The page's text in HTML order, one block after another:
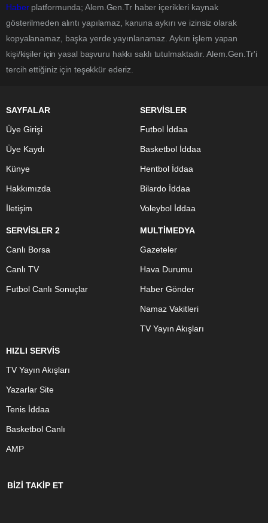
Haberplatformunda; Alem.Gen.Tr haber içerikleri kaynak
gösterilmeden alıntı yapılamaz, kanuna aykırı ve izinsiz olarak
kopyalanamaz, başka yerde yayınlanamaz. Aykırı işlem yapan
kişi/kişiler için yasal başvuru hakkı saklı tutulmaktadır. Alem.Gen.Tr'i
tercih ettiğiniz için teşekkür ederiz.
SAYFALAR
Üye Girişi
Üye Kaydı
Künye
Hakkımızda
İletişim
SERVİSLER
Futbol İddaa
Basketbol İddaa
Hentbol İddaa
Bilardo İddaa
Voleybol İddaa
SERVİSLER 2
Canlı Borsa
Canlı TV
Futbol Canlı Sonuçlar
MULTİMEDYA
Gazeteler
Hava Durumu
Haber Gönder
Namaz Vakitleri
TV Yayın Akışları
HIZLI SERVİS
TV Yayın Akışları
Yazarlar Site
Tenis İddaa
Basketbol Canlı
AMP
BİZİ TAKİP ET